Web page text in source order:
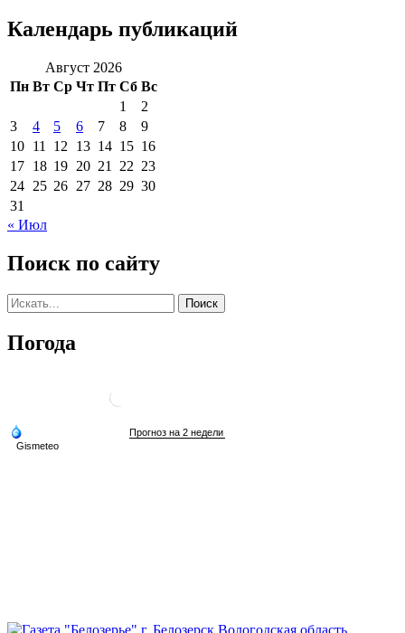
Календарь публикаций
Август 2026
Пн Вт Ср Чт Пт Сб Вс
1
2
3
4 5 6 7 8
9
10 11 12 13 14 15 16
17 18 19 20 21 22 23
24 25 26 27 28 29 30
31
« Июл
Поиск по сайту
Погода